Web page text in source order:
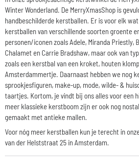
Winter Wonderland. De MerryXmasShop is
handbeschilderde kerstballen. Er is voor elk
kerstballen van verschillende soorten groente
personen/iconen zoals Adele, Miranda Priestly,
Chalamet en Carrie Bradshaw, maar ook van
zoals een kerstbal van een kroket, houten
Amsterdammertje. Daarnaast hebben we nog
sprookjesfiguren, make-up, mode, wilde- &
taartjes. Kortom, je vindt bij ons alles voor een
meer klassieke kerstboom zijn er ook nog
gemaakt met antieke mallen.
Voor nóg meer kerstballen kun je terecht in
van der Helststraat 25 in Amsterdam.